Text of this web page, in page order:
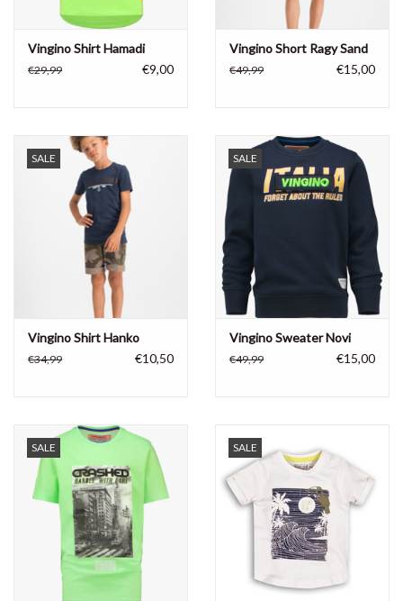
Vingino Shirt Hamadi
€29,99 €9,00
Vingino Short Ragy Sand
€49,99 €15,00
SALE
Vingino Shirt Hanko
€34,99 €10,50
SALE
Vingino Sweater Novi
€49,99 €15,00
SALE SALE